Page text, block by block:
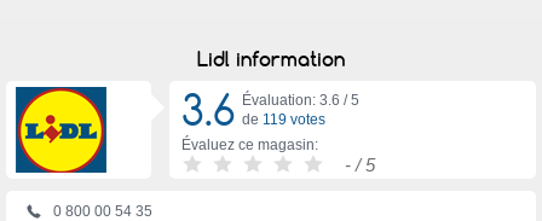
Lidl information
3.6 Évaluation: 3.6 /5
de 119 votes
Évaluez ce magasin:
- / 5
0 800 00 54 35